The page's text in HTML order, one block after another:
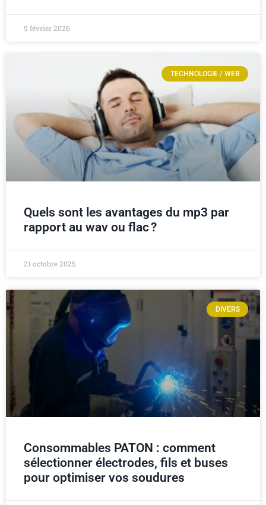
9 février 2026
TECHNOLOGIE / WEB
Quels sont les avantages du mp3 par
rapport au wav ou flac ?
21 octobre 2025
DIVERS
Consommables PATON : comment
sélectionner électrodes, fils et buses
pour optimiser vos soudures